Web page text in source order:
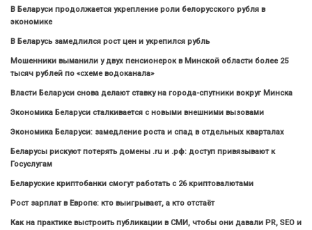
В Беларуси продолжается укрепление роли белорусского рубля в
экономике
В Беларусь замедлился рост цен и укрепился рубль
Мошенники выманили у двух пенсионерок в Минской области более 25
тысяч рублей по «схеме водоканала»
Власти Беларуси снова делают ставку на города-спутники вокруг Минска
Экономика Беларуси сталкивается с новыми внешними вызовами
Экономика Беларуси: замедление роста и спад в отдельных кварталах
Беларусы рискуют потерять домены .ru и .рф: доступ привязывают к
Госуслугам
Беларуские криптобанки смогут работать с 26 криптовалютами
Рост зарплат в Европе: кто выигрывает, а кто отстаёт
Как на практике выстроить публикации в СМИ, чтобы они давали PR, SEO и